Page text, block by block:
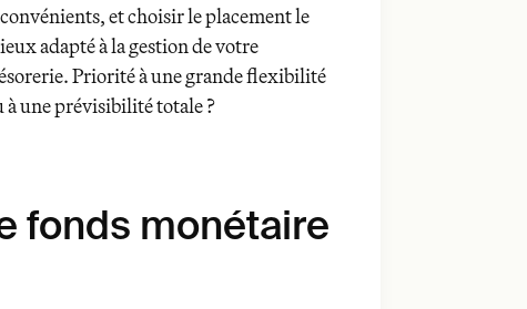
et choisir le placement le
adapté à la gestion de votre
Priorité à une grande flexibilité
à une prévisibilité totale ?
fonds monétaire